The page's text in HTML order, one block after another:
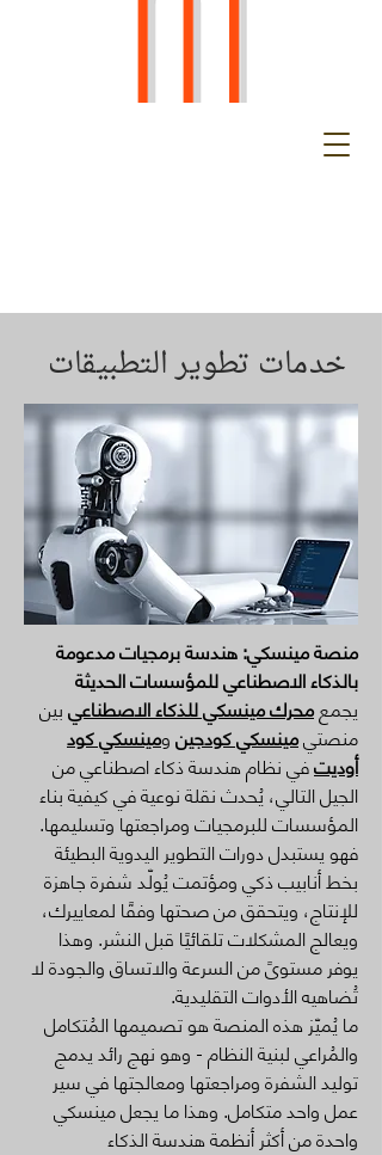
خدمات تطوير التطبيقات
منصة مينسكي: هندسة برمجيات مدعومة
بالذكاء الاصطناعي للمؤسسات الحديثة
يجمعمحرك مينسكي للذكاء الاصطناعيبين
منصتيمينسكي كودجينومينسكي كود
أوديتفي نظام هندسة ذكاء اصطناعي من
الجيل التالي، يُحدث نقلة نوعية في كيفية بناء
المؤسسات للبرمجيات ومراجعتها وتسليمها.
فهو يستبدل دورات التطوير اليدوية البطيئة
بخط أنابيب ذكي ومؤتمت يُولّد شفرة جاهزة
للإنتاج، ويتحقق من صحتها وفقًا لمعاييرك،
ويعالج المشكلات تلقائيًا قبل النشر. وهذا
يوفر مستوىً من السرعة والاتساق والجودة لا
تُضاهيه الأدوات التقليدية.
ما يُميّز هذه المنصة هو تصميمها المُتكامل
والمُراعي لبنية النظام - وهو نهج رائد يدمج
توليد الشفرة ومراجعتها ومعالجتها في سير
عمل واحد متكامل. وهذا ما يجعل مينسكي
واحدة من أكثر أنظمة هندسة الذكاء